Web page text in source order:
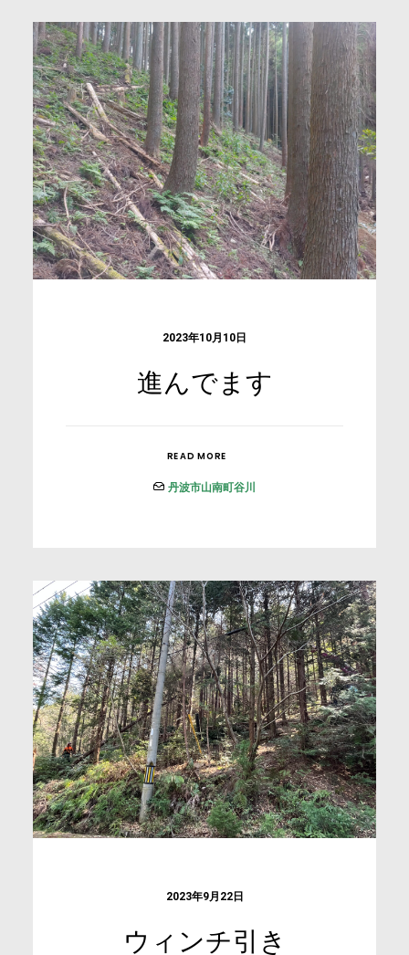
2023年10月10日
進んでます
READ MORE
丹波市山南町谷川
2023年9月22日
ウィンチ引き